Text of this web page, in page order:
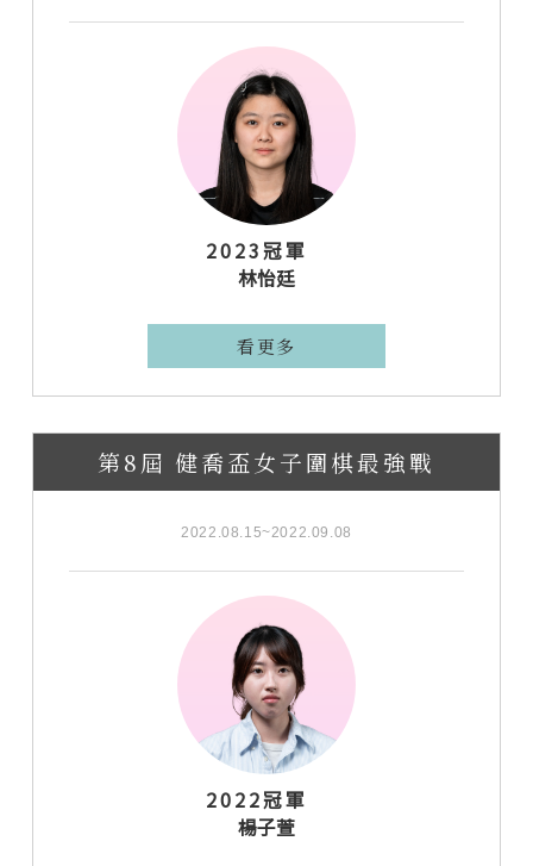
2023冠軍
林怡廷
看更多
第8屆 健喬盃女子圍棋最強戰
2022.08.15~2022.09.08
2022冠軍
楊子萱